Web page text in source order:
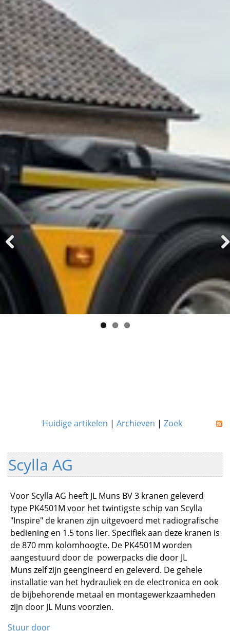
Previ
Huidige artikelen | Archieven | Zoek
Scylla AG
Voor Scylla AG heeft JL Muns BV 3 kranen geleverd
type PK4501M voor het twintigste schip van Scylla
"Inspire" de kranen zijn uitgevoerd met radiografische
bediening en 1.5 tons lier. Specifiek aan deze kranen is
de 870 mm kolomhoogte. De PK4501M worden
aangestuurd door de powerpacks die door JL
Muns zelf zijn geengineerd en geleverd. De gehele
installatie van het hydrauliek en de electronica en ook
de bijbehorende metaal en montagewerkzaamheden
zijn door JL Muns voorzien.
Stuur door